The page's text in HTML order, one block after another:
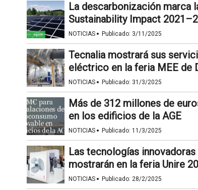
La descarbonización marca
Sustainability Impact
NOTICIAS · Publicado: 3/11/2025
Tecnalia mostrará sus
eléctrico en la feria MEE de
NOTICIAS · Publicado: 31/3/2025
Más de 312 millones de
en los edificios de la AGE
NOTICIAS · Publicado: 11/3/2025
Las tecnologías
mostrarán en la feria Unire
NOTICIAS · Publicado: 28/2/2025